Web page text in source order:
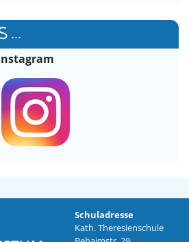
...
Schuladresse
Kath. Theresienschule